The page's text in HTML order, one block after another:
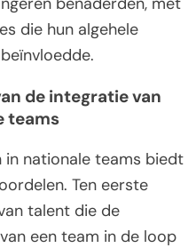
die hun algehele
de integratie van
teams
in nationale teams biedt
Ten eerste
talent die de
een team in de loop